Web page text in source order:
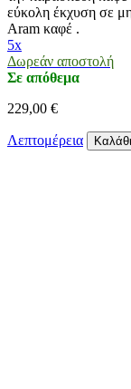
εύκολη έκχυση σε
Aram καφέ .
5x
Δωρεάν αποστολή
Σε απόθεμα
229,00 €
Λεπτομέρεια Καλάθι